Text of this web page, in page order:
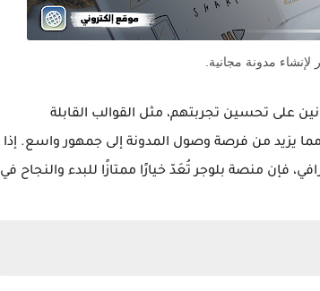
مدونة مجانية.
على تحسين تجربتهم، مثل القوالب القابلة
مما يزيد من فرصة وصول المدونة إلى جمهور واسع. إذا
فإن منصة بلوجر تُعَدّ خيارًا ممتازًا للبدء والنجاح في